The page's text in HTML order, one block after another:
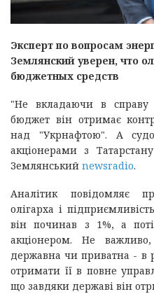
Эксперт по вопросам
Землянский уверен, что
бюджетных средств
"Не вкладаючи в
бюджет він отримає
над "Укрнафтою". А
акціонерами з
Землянський newsradio.
Аналітик повідомляє
олігарха і
він починав з 1%, а
акціонером. Не
державна чи приватна - в
отримати її в повне
що завдяки державі він